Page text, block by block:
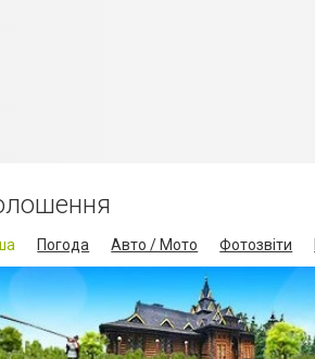
Погода Авто / Мото Фотозвіти